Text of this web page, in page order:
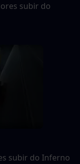
subir do
subir do Inferno